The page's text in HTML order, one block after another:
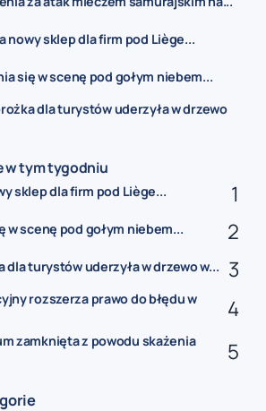
nowy sklep dla firm pod Liège...
się w scenę pod gołym niebem...
dla turystów uderzyła w drzewo
w tym tygodniu
sklep dla firm pod Liège...
w scenę pod gołym niebem...
dla turystów uderzyła w drzewo w...
rozszerza prawo do błędu w
zamknięta z powodu skażenia